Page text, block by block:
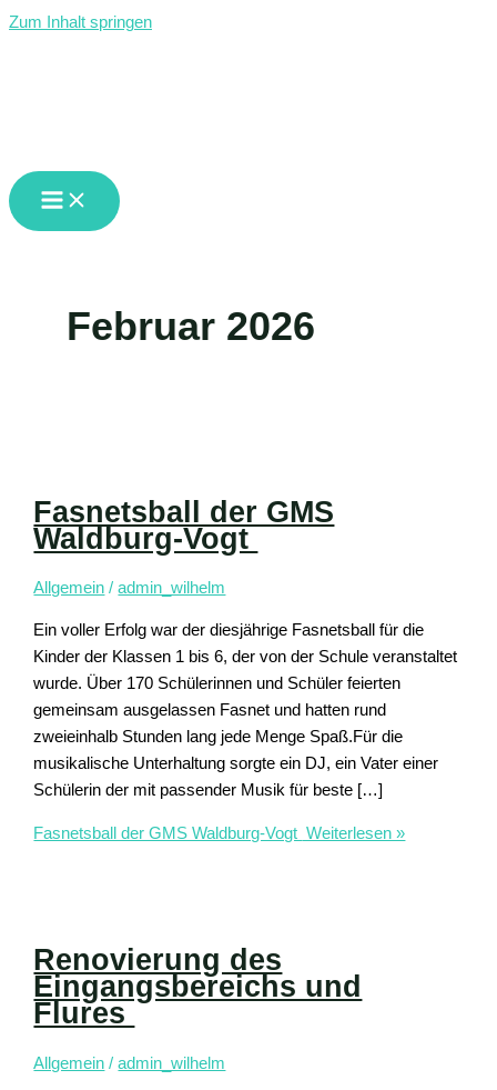
Zum Inhalt springen
Februar 2026
Fasnetsball der GMS
Waldburg-Vogt
Allgemein /admin_wilhelm
Ein voller Erfolg war der diesjährige Fasnetsball für die
Kinder der Klassen 1 bis 6, der von der Schule veranstaltet
wurde. Über 170 Schülerinnen und Schüler feierten
gemeinsam ausgelassen Fasnet und hatten rund
zweieinhalb Stunden lang jede Menge Spaß.Für die
musikalische Unterhaltung sorgte ein DJ, ein Vater einer
Schülerin der mit passender Musik für beste […]
Fasnetsball der GMS Waldburg-Vogt Weiterlesen »
Renovierung des
Eingangsbereichs und
Flures
Allgemein /admin_wilhelm